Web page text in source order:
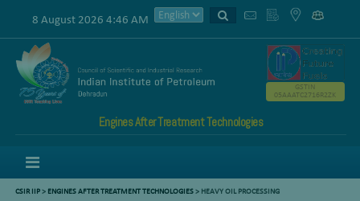
8 August 2026 4:46 AM
Engines After Treatment Technologies
GSTIN
05AAATC2716R2ZK
CSIR IIP> ENGINES AFTER TREATMENT TECHNOLOGIES> HEAVY OIL PROCESSING